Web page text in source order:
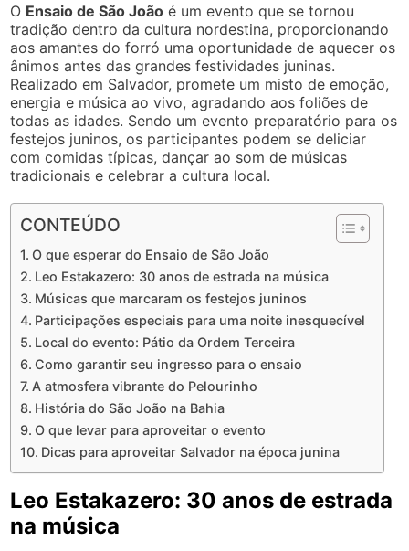
O Ensaio de São João é um evento que se tornou
tradição dentro da cultura nordestina, proporcionando
aos amantes do forró uma oportunidade de aquecer os
ânimos antes das grandes festividades juninas.
Realizado em Salvador, promete um misto de emoção,
energia e música ao vivo, agradando aos foliões de
todas as idades. Sendo um evento preparatório para os
festejos juninos, os participantes podem se deliciar
com comidas típicas, dançar ao som de músicas
tradicionais e celebrar a cultura local.
CONTEÚDO
O que esperar do Ensaio de São João
Leo Estakazero: 30 anos de estrada na música
Músicas que marcaram os festejos juninos
Participações especiais para uma noite inesquecível
Local do evento: Pátio da Ordem Terceira
Como garantir seu ingresso para o ensaio
A atmosfera vibrante do Pelourinho
História do São João na Bahia
O que levar para aproveitar o evento
Dicas para aproveitar Salvador na época junina
Leo Estakazero: 30 anos de estrada
na música